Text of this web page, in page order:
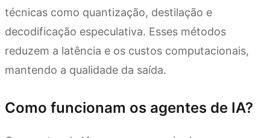
técnicas como quantização, destilação e
decodificação especulativa. Esses métodos
reduzem a latência e os custos computacionais,
mantendo a qualidade da saída.
Como funcionam os agentes de IA?